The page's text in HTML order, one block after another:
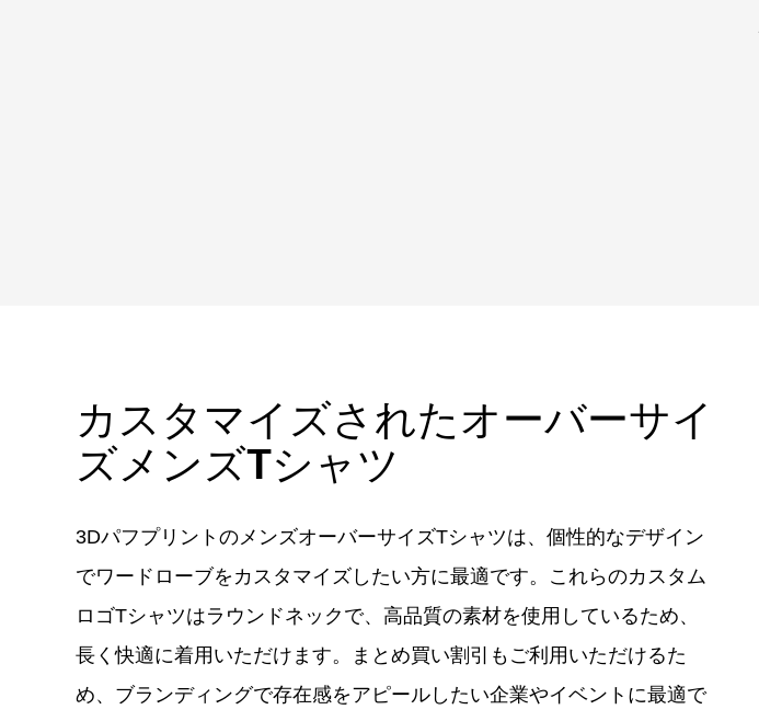
カスタマイズされたオーバーサイ
ズメンズTシャツ
3DパフプリントのメンズオーバーサイズTシャツは、個性的なデザイン
でワードローブをカスタマイズしたい方に最適です。これらのカスタム
ロゴTシャツはラウンドネックで、高品質の素材を使用しているため、
長く快適に着用いただけます。まとめ買い割引もご利用いただけるた
め、ブランディングで存在感をアピールしたい企業やイベントに最適で